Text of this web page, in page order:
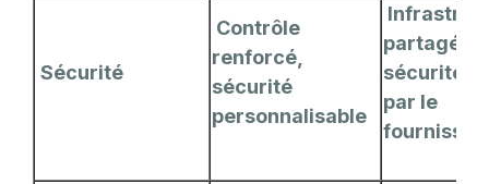
Sécurité
Contrôle
renforcé,
sécurité
personnalisable
partagée,
sécurité
par le